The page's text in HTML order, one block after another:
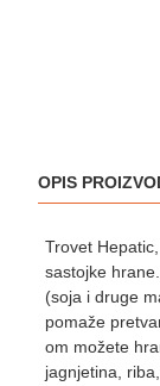
OPIS
Trovet
sastojke
(soja i druge
pomaže
om možete
jagnjetina,